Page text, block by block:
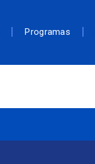
Programas